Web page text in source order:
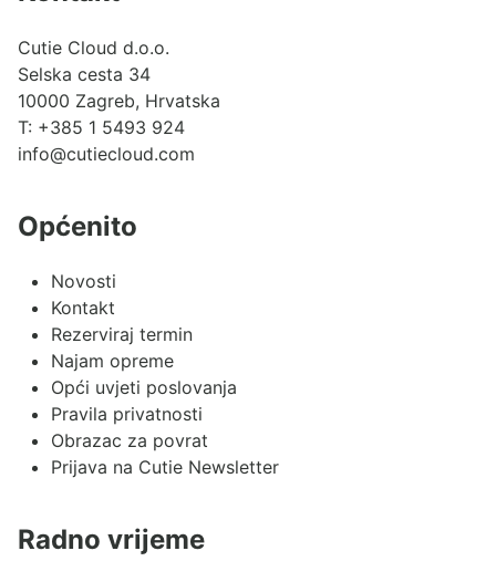
Cutie Cloud d.o.o.
Selska cesta 34
10000 Zagreb, Hrvatska
T: +385 1 5493 924
info@cutiecloud.com
Općenito
Novosti
Kontakt
Rezerviraj termin
Najam opreme
Opći uvjeti poslovanja
Pravila privatnosti
Obrazac za povrat
Prijava na Cutie Newsletter
Radno vrijeme